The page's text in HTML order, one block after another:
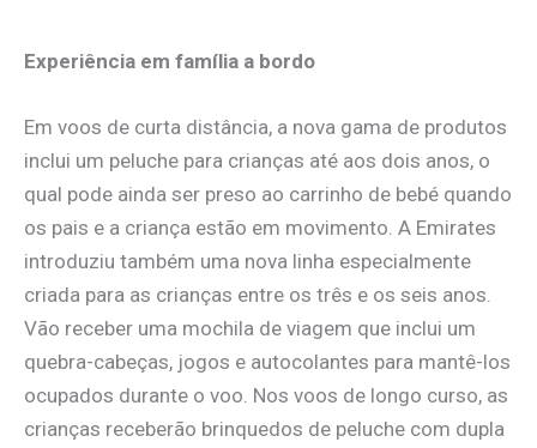
Experiência em família a bordo
Em voos de curta distância, a nova gama de produtos
inclui um peluche para crianças até aos dois anos, o
qual pode ainda ser preso ao carrinho de bebé quando
os pais e a criança estão em movimento. A Emirates
introduziu também uma nova linha especialmente
criada para as crianças entre os três e os seis anos.
Vão receber uma mochila de viagem que inclui um
quebra-cabeças, jogos e autocolantes para mantê-los
ocupados durante o voo. Nos voos de longo curso, as
crianças receberão brinquedos de peluche com dupla